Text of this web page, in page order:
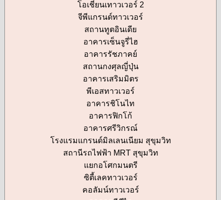
โอเชี่ยนเทาวเวอร์ 2
จีพีแกรนด์ทาวเวอร์
สถานทูตอินเดีย
อาคารเซ็นจูรี่ไฮ
อาคารรัชภาคย์
สถานกงศุลญี่ปุ่น
อาคารเสริมมิตร
พีเอสทาวเวอร์
อาคารชิโนไท
อาคารฟิกโก้
อาคารศรีวิกรณ์
โรงแรมแกรนด์มิลเลนเนียม สุขุมวิท
สถานีรถไฟฟ้า MRT สุขุมวิท
แยกอโศกมนตรี
ซิตี้เลคทาวเวอร์
คอลัมน์ทาวเวอร์